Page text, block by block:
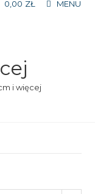
0,00 ZŁ MENU
i więcej